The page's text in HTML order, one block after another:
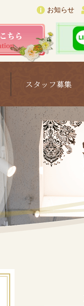
お知らせ
スタッフ募集